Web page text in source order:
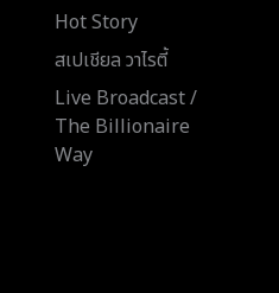
Hot Story
สเปเชียล วาไรตี้
Live Broadcast /
The Billionaire
Way